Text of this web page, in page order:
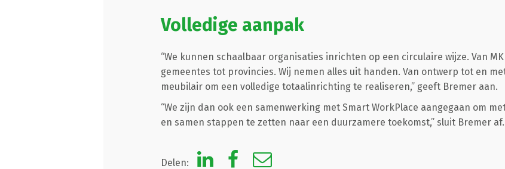
Volledige aanpak
“We kunnen schaalbaar organisaties inrichten op een circulaire wijze. Van
gemeentes tot provincies. Wij nemen alles uit handen. Van ontwerp tot en
meubilair om een volledige totaalinrichting te realiseren,” geeft Bremer aan.
“We zijn dan ook een samenwerking met Smart WorkPlace aangegaan om
en samen stappen te zetten naar een duurzamere toekomst,” sluit Bremer af.
Delen: